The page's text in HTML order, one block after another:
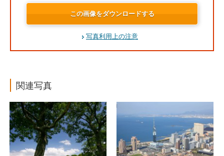
この画像をダウンロードする
写真利用上の注意
関連写真